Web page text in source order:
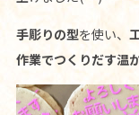
手彫りの型を使い、
作業でつくりだす温